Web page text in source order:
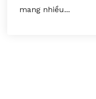
mang nhiều...